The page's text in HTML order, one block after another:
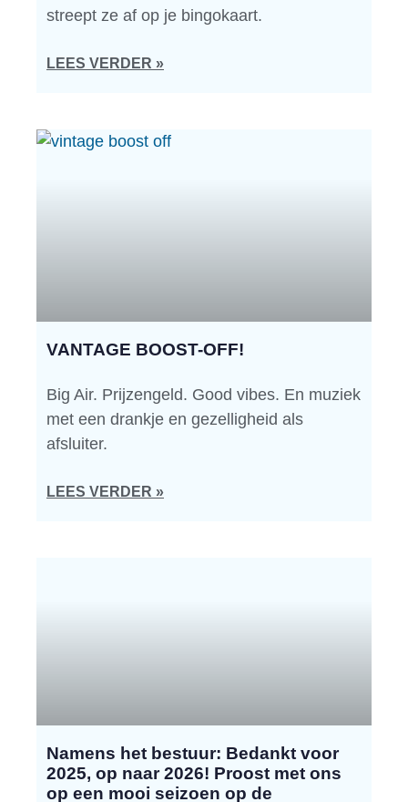
streept ze af op je bingokaart.
LEES VERDER »
VANTAGE BOOST-OFF!
Big Air. Prijzengeld. Good vibes. En muziek
met een drankje en gezelligheid als
afsluiter.
LEES VERDER »
Namens het bestuur: Bedankt voor
2025, op naar 2026! Proost met ons
op een mooi seizoen op de